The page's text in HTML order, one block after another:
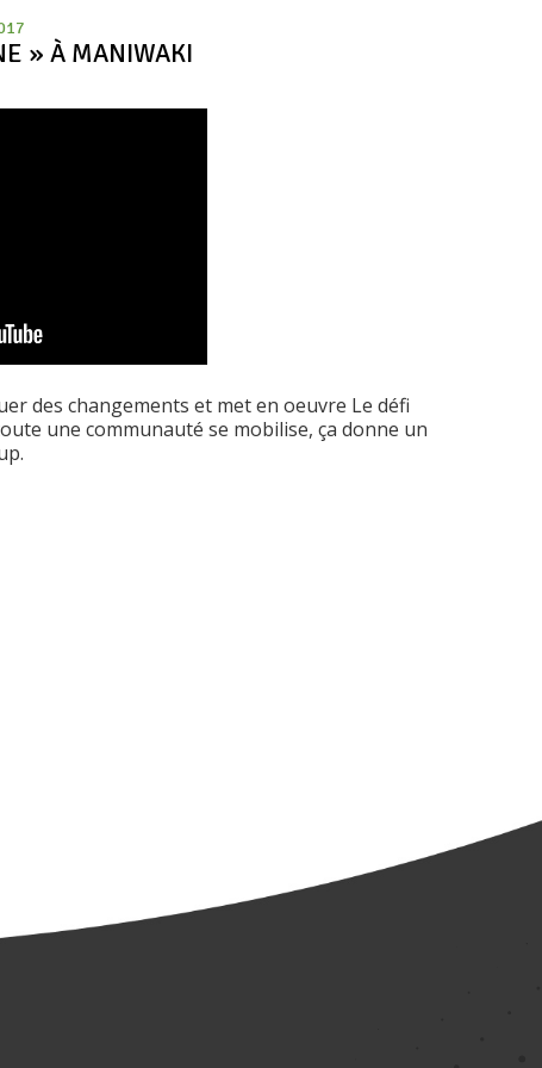
» À MANIWAKI
des changements et met en oeuvre Le défi
une communauté se mobilise, ça donne un